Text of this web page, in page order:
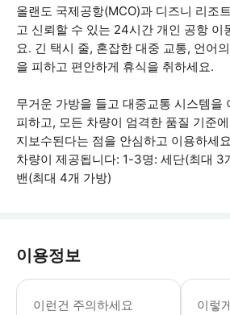
올랜도 국제공항(MCO)과 디즈니 리조
고 신뢰할 수 있는 24시간 개인 공항 이
요. 긴 택시 줄, 혼잡한 대중 교통, 언어
을 피하고 편안하게 휴식을 취하세요.
무거운 가방을 들고 대중교통 시스템을
피하고, 모든 차량이 엄격한 품질 기준
지보수된다는 점을 안심하고 이용하세
차량이 제공됩니다: 1-3명: 세단(최대 3
밴(최대 4개 가방)
이용정보
이런건 주의하세요
• 이 서비
이렇